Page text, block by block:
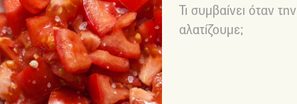
Τι συμβαίνει όταν την
αλατίζουμε;